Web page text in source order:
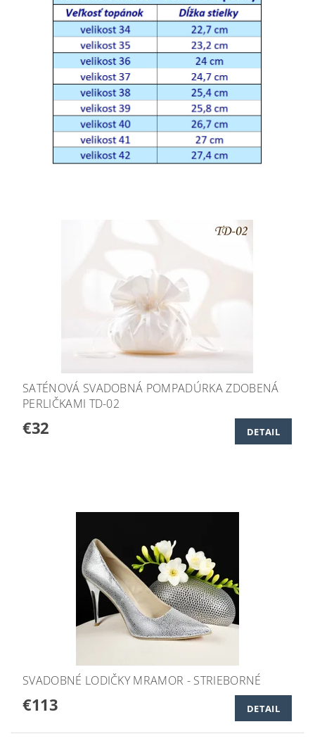
SATÉNOVÁ SVADOBNÁ POMPADÚRKA ZDOBENÁ
PERLIČKAMI TD-02
€32 DETAIL
SVADOBNÉ LODIČKY MRAMOR - STRIEBORNÉ
€113 DETAIL